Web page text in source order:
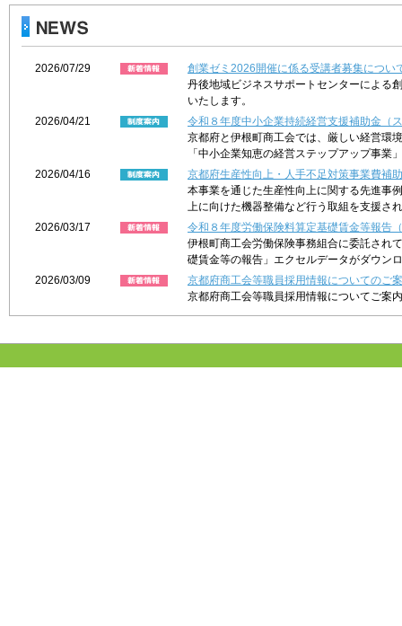
2026/07/29
創業ゼミ2026開催に係る受講者募集につい
丹後地域ビジネスサポートセンターによる
いたします。
2026/04/21
令和８年度中小企業持続経営支援補助金（
京都府と伊根町商工会では、厳しい経営環
「中小企業知恵の経営ステップアップ事業
2026/04/16
京都府生産性向上・人手不足対策事業費補
本事業を通じた生産性向上に関する先進事
上に向けた機器整備など行う取組を支援さ
2026/03/17
令和８年度労働保険料算定基礎賃金等報告
伊根町商工会労働保険事務組合に委託され
礎賃金等の報告」エクセルデータがダウン
2026/03/09
京都府商工会等職員採用情報についてのご
京都府商工会等職員採用情報についてご案